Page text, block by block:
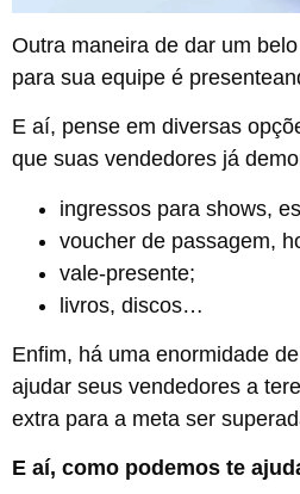
Outra maneira de dar um
para sua equipe é
E aí, pense em diversas
que suas vendedores já
ingressos para shows,
voucher de passagem,
vale-presente;
livros, discos…
Enfim, há uma enormidade
ajudar seus vendedores a
extra para a meta ser
E aí, como podemos te